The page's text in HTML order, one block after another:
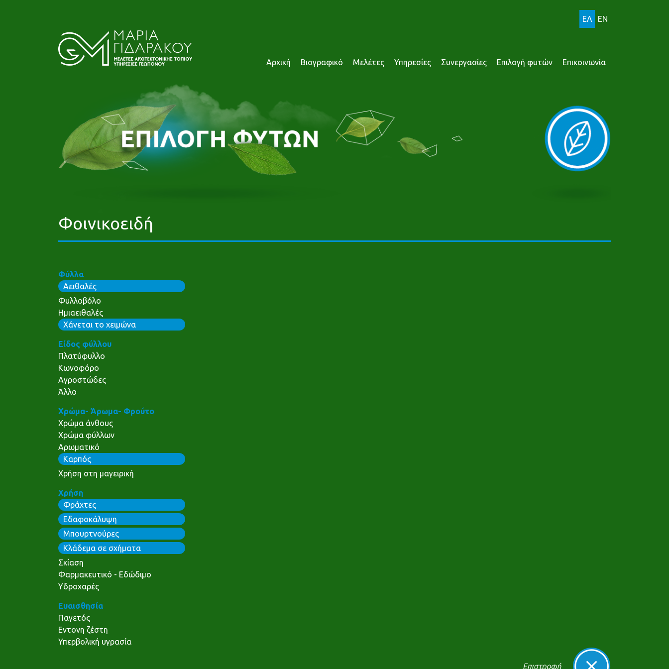
ΕΛ EN
Αρχική Βιογραφικό Μελέτες Υπηρεσίες Συνεργασίες Επιλογή φυτών Επικοινωνία
Φοινικοειδή
Φύλλα
Αειθαλές
Φυλλοβόλο
Ημιαειθαλές
Χάνεται το χειμώνα
Είδος φύλλου
Πλατύφυλλο
Κωνοφόρο
Αγροστώδες
Άλλο
Χρώμα- Άρωμα- Φρούτο
Χρώμα άνθους
Χρώμα φύλλων
Αρωματικό
Καρπός
Χρήση στη μαγειρική
Χρήση
Φράχτες
Εδαφοκάλυψη
Μπουρτνούρες
Κλάδεμα σε σχήματα
Σκίαση
Φαρμακευτικό - Εδώδιμο
Υδροχαρές
Ευαισθησία
Παγετός
Εντονη ζέστη
Υπερβολική υγρασία